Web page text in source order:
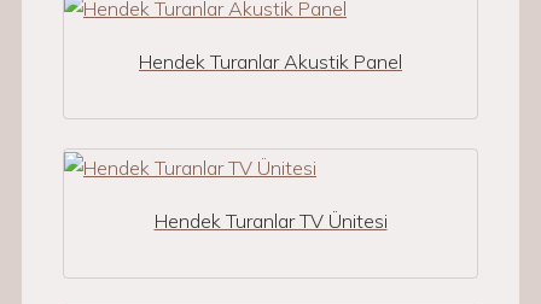
Hendek Turanlar Akustik Panel
Hendek Turanlar TV Ünitesi